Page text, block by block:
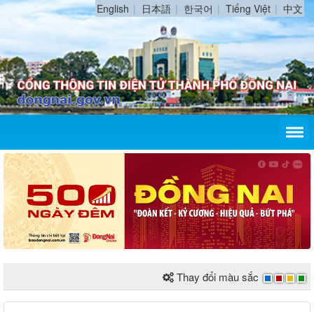
English 日本語 한국어 Tiếng Việt 中文
Thay đổi màu sắc